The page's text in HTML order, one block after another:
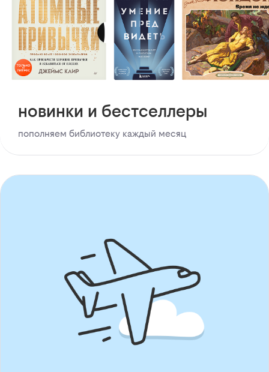
новинки и бестселлеры
пополняем библиотеку каждый месяц